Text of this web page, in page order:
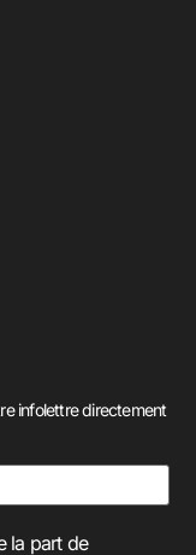
infolettre directement
la part de